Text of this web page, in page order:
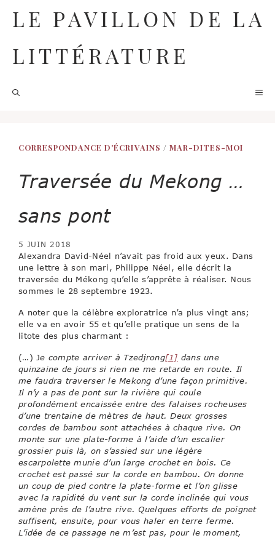
contenu
LE PAVILLON DE LA
LITTÉRATURE
CORRESPONDANCE D'ÉCRIVAINS / MAR-DITES-MOI
Traversée du Mekong …
sans pont
5 JUIN 2018
Alexandra David-Néel n’avait pas froid aux yeux. Dans
une lettre à son mari, Philippe Néel, elle décrit la
traversée du Mékong qu’elle s’apprête à réaliser. Nous
sommes le 28 septembre 1923.
A noter que la célèbre exploratrice n’a plus vingt ans;
elle va en avoir 55 et qu’elle pratique un sens de la
litote des plus charmant :
(…) Je compte arriver à Tzedjrong[1] dans une
quinzaine de jours si rien ne me retarde en route. Il
me faudra traverser le Mekong d’une façon primitive.
Il n’y a pas de pont sur la rivière qui coule
profondément encaissée entre des falaises rocheuses
d’une trentaine de mètres de haut. Deux grosses
cordes de bambou sont attachées à chaque rive. On
monte sur une plate-forme à l’aide d’un escalier
grossier puis là, on s’assied sur une légère
escarpolette munie d’un large crochet en bois. Ce
crochet est passé sur la corde en bambou. On donne
un coup de pied contre la plate-forme et l’on glisse
avec la rapidité du vent sur la corde inclinée qui vous
amène près de l’autre rive. Quelques efforts de poignet
suffisent, ensuite, pour vous haler en terre ferme.
L’idée de ce passage ne m’est pas, pour le moment,